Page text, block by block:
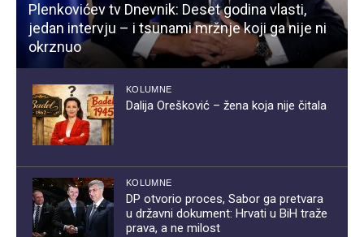
Plenkovićev tv Dnevnik: Deset godina vlasti,
jedan intervju – i tsunami mržnje koji ga nije ni
okrznuo
KOLUMNE
Dalija Orešković – žena koja nije čitala
KOLUMNE
DP otvorio proces, Sabor ga pretvara
u državni dokument: Hrvati u BiH traže
prava, a ne milost